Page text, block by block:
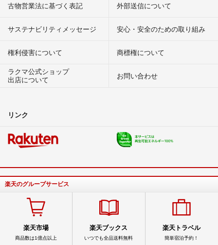
古物営業法に基づく表記 外部送信について
サステナビリティメッセージ 安心・安全のための取り組み
権利侵害について
商標権について
ラクマ公式ショップ
出店について
お問い合わせ
リンク
楽天のグループサービス
楽天市場
商品数は1億点以上
楽天ブックス
いつでも全品送料無料
楽天トラベル
簡単宿泊予約！